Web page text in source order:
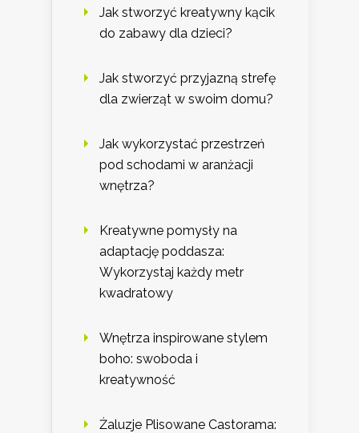
Jak stworzyć kreatywny kącik
do zabawy dla dzieci?
Jak stworzyć przyjazną strefę
dla zwierząt w swoim domu?
Jak wykorzystać przestrzeń
pod schodami w aranżacji
wnętrza?
Kreatywne pomysły na
adaptację poddasza:
Wykorzystaj każdy metr
kwadratowy
Wnętrza inspirowane stylem
boho: swoboda i
kreatywność
Żaluzje Plisowane Castorama: